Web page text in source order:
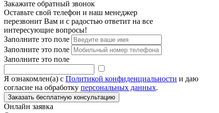
Закажите обратный звонок
Оставьте свой телефон и наш менеджер
перезвонит Вам и с радостью ответит на все
интересующие вопросы!
Заполните это поле
Заполните это поле
Заполните это поле
Я ознакомлен(а) с Политикой конфиденциальности и даю
согласие на обработку персональных данных.
Онлайн заявка